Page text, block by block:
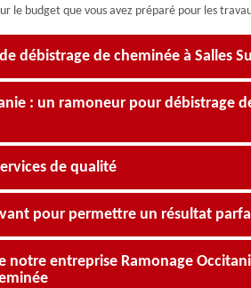
le budget que vous avez préparé pour les
débistrage de cheminée à Salles
: un ramoneur pour débistrage
de qualité
pour permettre un résultat
notre entreprise Ramonage